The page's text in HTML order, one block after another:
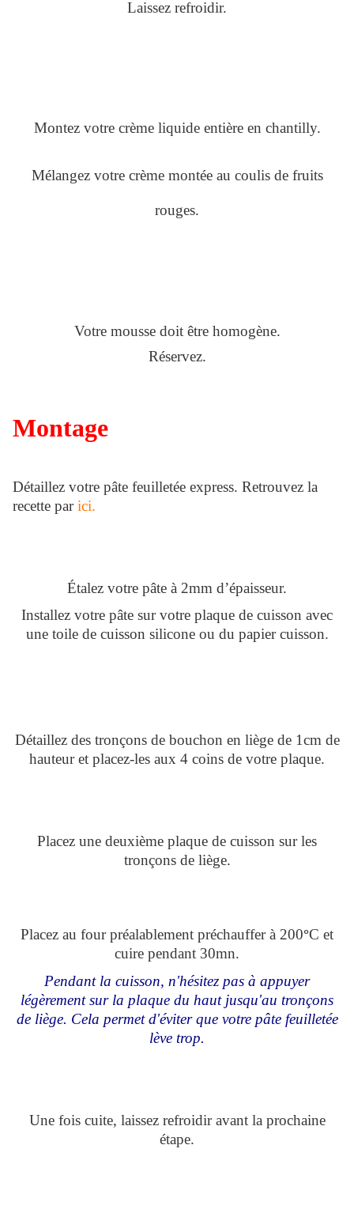
Laissez refroidir.
Montez votre crème liquide entière en chantilly.
Mélangez votre crème montée au coulis de fruits
rouges.
Votre mousse doit être homogène.
Réservez.
Montage
Détaillez votre pâte feuilletée express. Retrouvez la
recette parici.
Étalez votre pâte à 2mm d’épaisseur.
Installez votre pâte sur votre plaque de cuisson avec
une toile de cuisson silicone ou du papier cuisson.
Détaillez des tronçons de bouchon en liège de 1cm de
hauteur et placez-les aux 4 coins de votre plaque.
Placez une deuxième plaque de cuisson sur les
tronçons de liège.
Placez au four préalablement préchauffer à 200°C et
cuire pendant 30mn.
Pendant la cuisson, n'hésitez pas à appuyer
légèrement sur la plaque du haut jusqu'au tronçons
de liège. Cela permet d'éviter que votre pâte feuilletée
lève trop.
Une fois cuite, laissez refroidir avant la prochaine
étape.